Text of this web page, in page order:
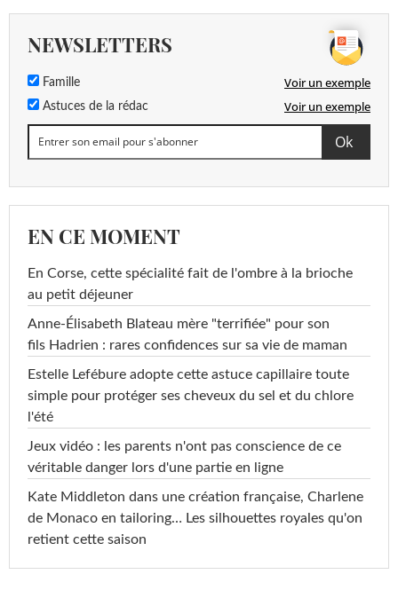
NEWSLETTERS
Famille Voir un exemple
Astuces de la rédac Voir un exemple
EN CE MOMENT
En Corse, cette spécialité fait de l'ombre à la brioche
au petit déjeuner
Anne-Élisabeth Blateau mère "terrifiée" pour son
fils Hadrien : rares confidences sur sa vie de maman
Estelle Lefébure adopte cette astuce capillaire toute
simple pour protéger ses cheveux du sel et du chlore
l'été
Jeux vidéo : les parents n'ont pas conscience de ce
véritable danger lors d'une partie en ligne
Kate Middleton dans une création française, Charlene
de Monaco en tailoring… Les silhouettes royales qu'on
retient cette saison